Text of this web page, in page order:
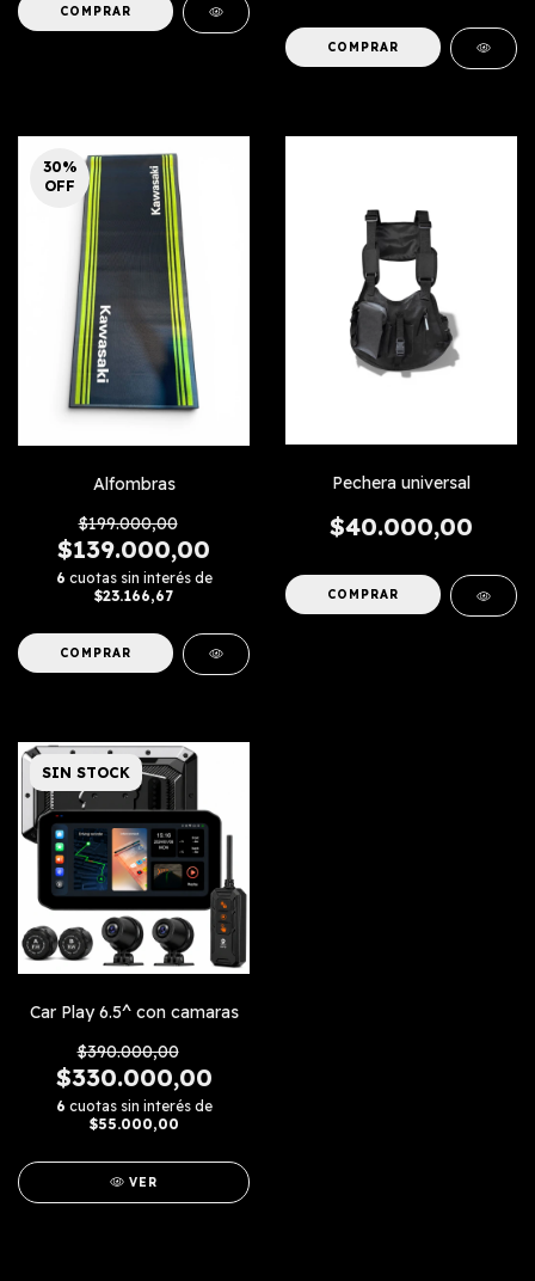
COMPRAR
30%
OFF
Alfombras
$199.000,00
$139.000,00
6 cuotas sin interés de
$23.166,67
COMPRAR
Pechera universal
$40.000,00
SIN STOCK
Car Play 6.5^ con camaras
$390.000,00
$330.000,00
6 cuotas sin interés de
$55.000,00
VER